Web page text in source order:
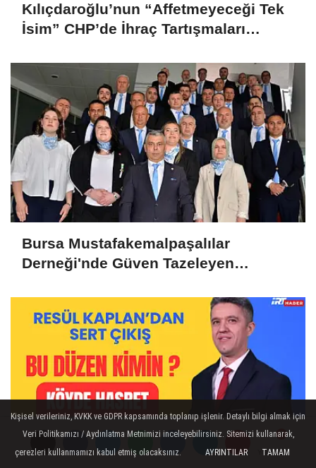
Yorumlar
Yorumlar
Kılıçdaroğlu’nun “Affetmeyeceği Tek
İsim” CHP’de İhraç Tartışmaları
Bursa Mustafakemalpaşalılar
Derneği'nde Güven Tazeleyen
Kişisel verileriniz, KVKK ve GDPR kapsamında toplanıp işlenir. Detaylı bilgi almak için
Veri Politikamızı / Aydınlatma Metnimizi inceleyebilirsiniz. Sitemizi kullanarak,
çerezleri kullanmamızı kabul etmiş olacaksınız.
AYRINTILAR TAMAM